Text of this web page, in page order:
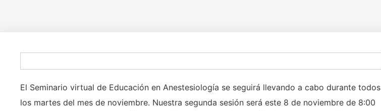
El Seminario virtual de Educación en Anestesiología se seguirá llevando a cabo durante todos
los martes del mes de noviembre. Nuestra segunda sesión será este 8 de noviembre de 8:00